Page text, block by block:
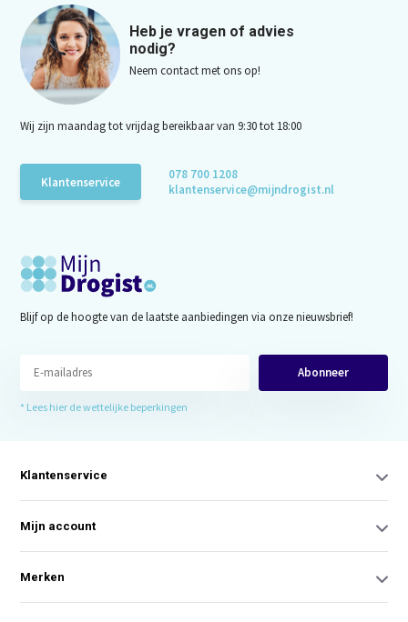
Heb je vragen of advies
nodig?
Neem contact met ons op!
Wij zijn maandag tot vrijdag bereikbaar van 9:30 tot 18:00
Klantenservice
078 700 1208
klantenservice@mijndrogist.nl
Blijf op de hoogte van de laatste aanbiedingen via onze nieuwsbrief!
Abonneer
* Lees hier de wettelijke beperkingen
Klantenservice
Mijn account
Merken